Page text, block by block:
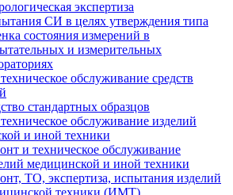
экспертиза
СИ в целях утверждения типа
состояния измерений в
и измерительных
обслуживание средств
стандартных образцов
обслуживание изделий
и иной техники
и техническое обслуживание
медицинской и иной техники
ТО, экспертиза, испытания изделий
техники (ИМТ)